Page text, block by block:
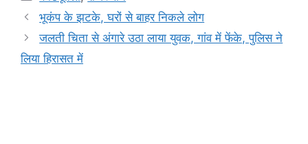
e
b
o
s
A
p
s
e
gr
a
Li
भूकंप के झटके, घरों से बाहर निकले लोग
जलती चिता से अंगारे उठा लाया युवक, गांव में फेंके, पुलिस ने
लिया हिरासत में